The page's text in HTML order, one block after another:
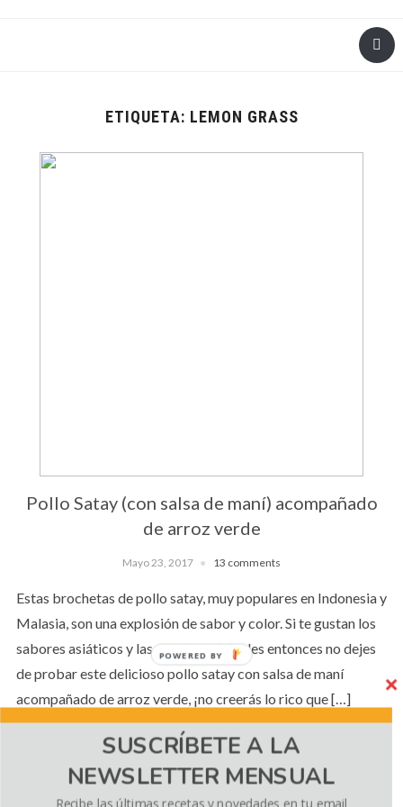
ETIQUETA: LEMON GRASS
Pollo Satay (con salsa de maní) acompañado
de arroz verde
Mayo 23, 2017 13 comments
Estas brochetas de pollo satay, muy populares en Indonesia y
Malasia, son una explosión de sabor y color. Si te gustan los
sabores asiáticos y las recetas originales entonces no dejes
de probar este delicioso pollo satay con salsa de maní
acompañado de arroz verde, ¡no creerás lo rico que […]
CONTINUE READING
SUSCRÍBETE A LA
NEWSLETTER MENSUAL
POWERED BY